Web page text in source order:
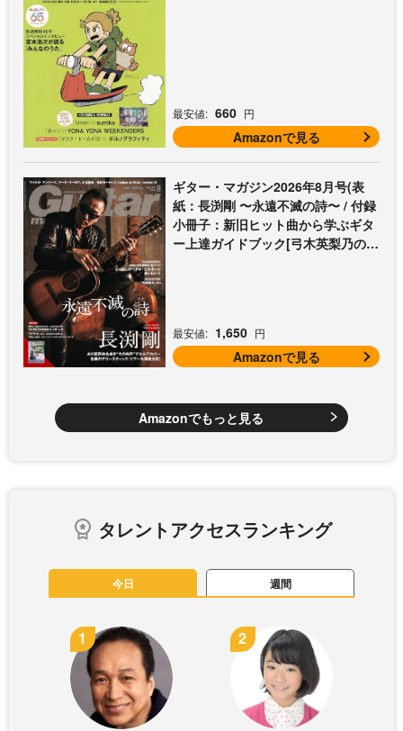
最安値: 660 円
Amazonで見る
ギター・マガジン2026年8月号(表
紙：長渕剛 〜永遠不滅の詩〜 / 付録
小冊子：新旧ヒット曲から学ぶギタ
ー上達ガイドブック[弓木英梨乃の放
最安値: 1,650 円
Amazonで見る
Amazonでもっと見る
タレントアクセスランキング
今日 週間